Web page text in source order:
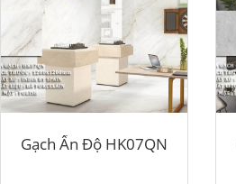
Gạch Ấn Độ HK07QN